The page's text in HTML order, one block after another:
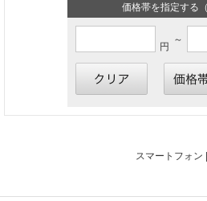
価格帯を指定する（
円
～
スマートフォン |